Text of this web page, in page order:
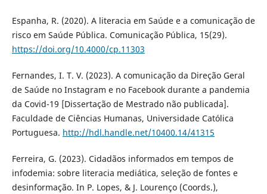
Espanha, R. (2020). A literacia em Saúde e a comunicação de
risco em Saúde Pública. Comunicação Pública, 15(29).
https://doi.org/10.4000/cp.11303
Fernandes, I. T. V. (2023). A comunicação da Direção Geral
de Saúde no Instagram e no Facebook durante a pandemia
da Covid-19 [Dissertação de Mestrado não publicada].
Faculdade de Ciências Humanas, Universidade Católica
Portuguesa. http://hdl.handle.net/10400.14/41315
Ferreira, G. (2023). Cidadãos informados em tempos de
infodemia: sobre literacia mediática, seleção de fontes e
desinformação. In P. Lopes, & J. Lourenço (Coords.),